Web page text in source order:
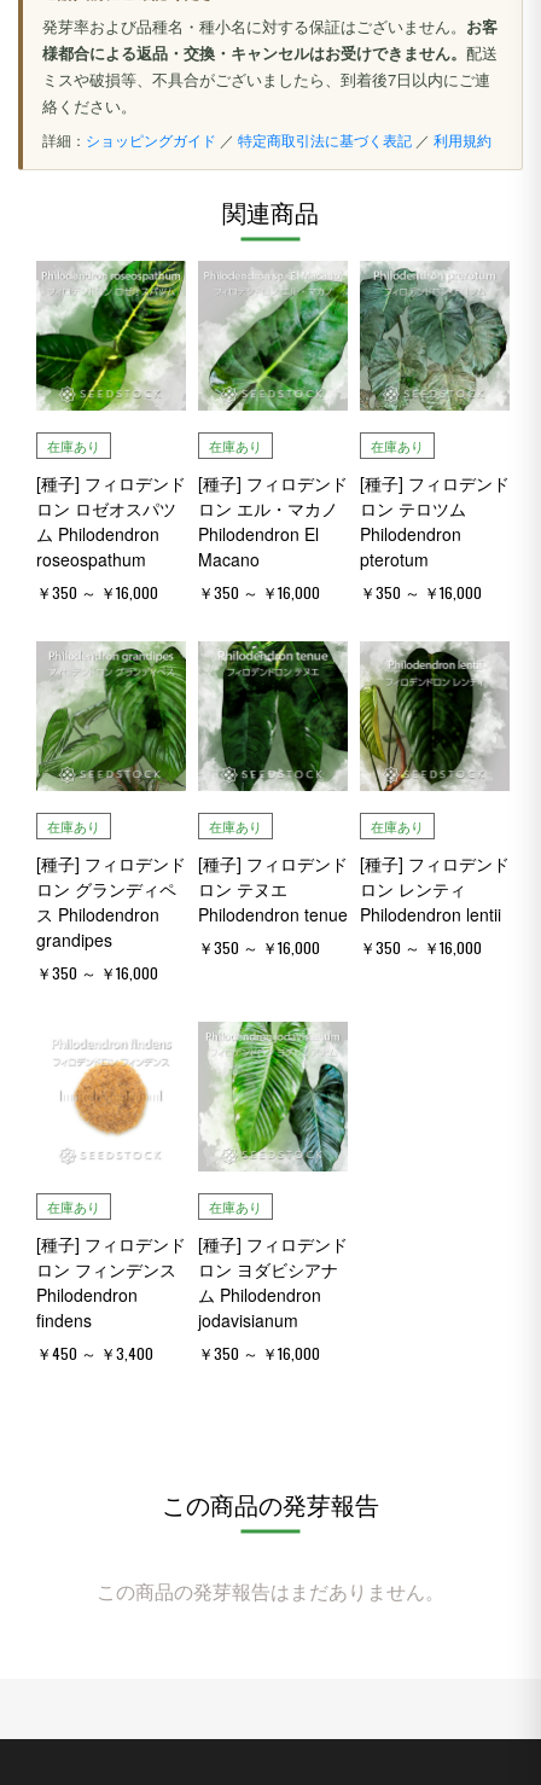
発芽率および品種名・種小名に対する保証はございません。 お客
様都合による返品・交換・キャンセルはお受けできません。 配送
ミスや破損等、不具合がございましたら、到着後7日以内にご連
絡ください。
詳細： ショッピングガイド ／ 特定商取引法に基づく表記 ／ 利用規約
関連商品
在庫あり
[種子] フィロデンド
ロン ロゼオスパツ
ム Philodendron
roseospathum
￥350 ～ ￥16,000
在庫あり
[種子] フィロデンド
ロン エル・マカノ
Philodendron El
Macano
￥350 ～ ￥16,000
在庫あり
[種子] フィロデンド
ロン テロツム
Philodendron
pterotum
￥350 ～ ￥16,000
在庫あり
[種子] フィロデンド
ロン グランディペ
ス Philodendron
grandipes
￥350 ～ ￥16,000
在庫あり
[種子] フィロデンド
ロン テヌエ
Philodendron tenue
￥350 ～ ￥16,000
在庫あり
[種子] フィロデンド
ロン レンティ
Philodendron lentii
￥350 ～ ￥16,000
在庫あり
[種子] フィロデンド
ロン フィンデンス
Philodendron
findens
￥450 ～ ￥3,400
在庫あり
[種子] フィロデンド
ロン ヨダビシアナ
ム Philodendron
jodavisianum
￥350 ～ ￥16,000
この商品の発芽報告
この商品の発芽報告はまだありません。